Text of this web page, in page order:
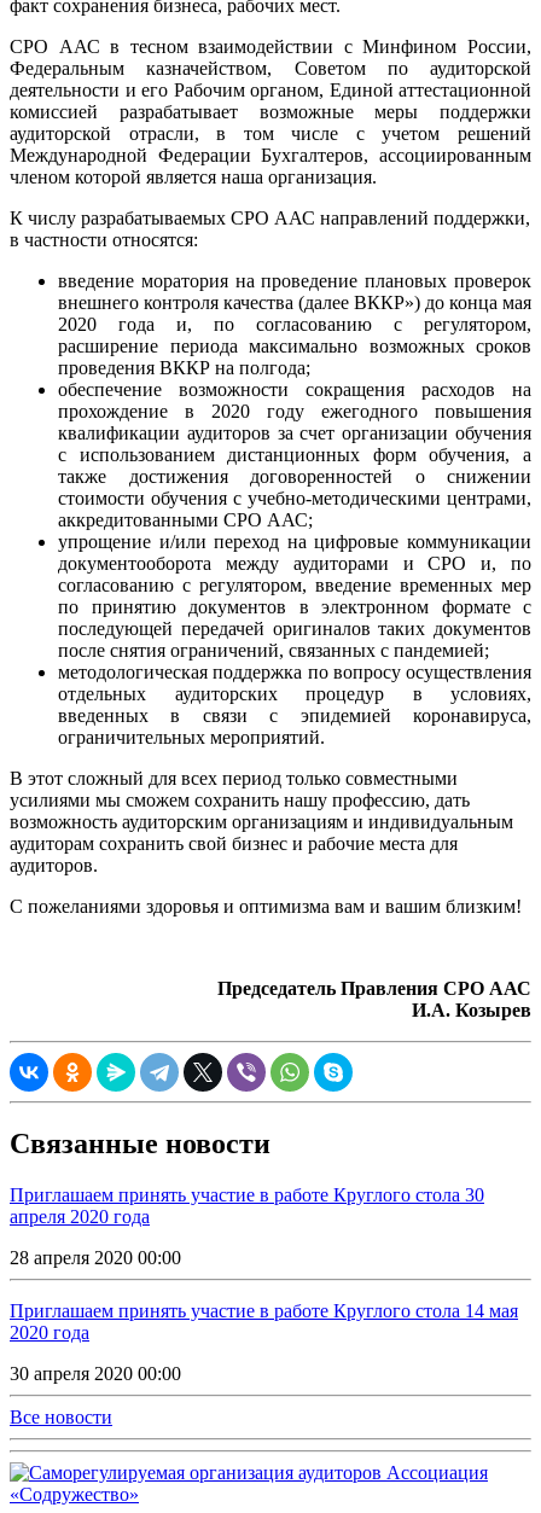
факт сохранения бизнеса, рабочих мест.
СРО ААС в тесном взаимодействии с Минфином России,
Федеральным казначейством, Советом по аудиторской
деятельности и его Рабочим органом, Единой аттестационной
комиссией разрабатывает возможные меры поддержки
аудиторской отрасли, в том числе с учетом решений
Международной Федерации Бухгалтеров, ассоциированным
членом которой является наша организация.
К числу разрабатываемых СРО ААС направлений поддержки,
в частности относятся:
введение моратория на проведение плановых проверок
внешнего контроля качества (далее ВККР») до конца мая
2020 года и, по согласованию с регулятором,
расширение периода максимально возможных сроков
проведения ВККР на полгода;
обеспечение возможности сокращения расходов на
прохождение в 2020 году ежегодного повышения
квалификации аудиторов за счет организации обучения
с использованием дистанционных форм обучения, а
также достижения договоренностей о снижении
стоимости обучения с учебно-методическими центрами,
аккредитованными СРО ААС;
упрощение и/или переход на цифровые коммуникации
документооборота между аудиторами и СРО и, по
согласованию с регулятором, введение временных мер
по принятию документов в электронном формате с
последующей передачей оригиналов таких документов
после снятия ограничений, связанных с пандемией;
методологическая поддержка по вопросу осуществления
отдельных аудиторских процедур в условиях,
введенных в связи с эпидемией коронавируса,
ограничительных мероприятий.
В этот сложный для всех период только совместными
усилиями мы сможем сохранить нашу профессию, дать
возможность аудиторским организациям и индивидуальным
аудиторам сохранить свой бизнес и рабочие места для
аудиторов.
С пожеланиями здоровья и оптимизма вам и вашим близким!
Председатель Правления СРО ААС
И.А. Козырев
Связанные новости
Приглашаем принять участие в работе Круглого стола 30
апреля 2020 года
28 апреля 2020 00:00
Приглашаем принять участие в работе Круглого стола 14 мая
2020 года
30 апреля 2020 00:00
Все новости